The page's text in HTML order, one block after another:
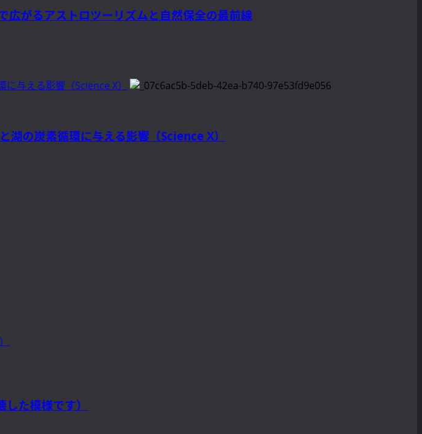
広がるアストロツーリズムと自然保全の最前線
与える影響（Science X）
の炭素循環に与える影響（Science X）
た模様です）